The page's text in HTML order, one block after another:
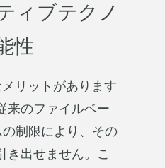
ィブテクノ
性
リットがあります
来のファイルベー
制限により、その
き出せません。こ